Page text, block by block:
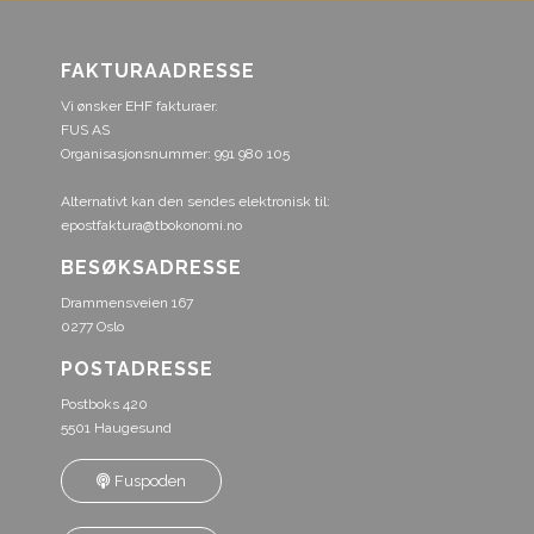
FAKTURAADRESSE
Vi ønsker EHF fakturaer.
FUS AS
Organisasjonsnummer: 991 980 105
Alternativt kan den sendes elektronisk til:
epostfaktura@tbokonomi.no
BESØKSADRESSE
Drammensveien 167
0277 Oslo
POSTADRESSE
Postboks 420
5501 Haugesund
Fuspoden